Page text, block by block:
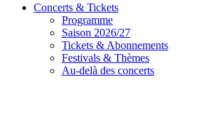
Concerts & Tickets
Programme
Saison 2026/27
Tickets & Abonnements
Festivals & Thèmes
Au-delà des concerts